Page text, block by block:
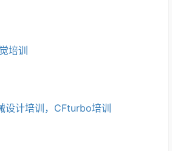
培训
设计培训，CFturbo培训